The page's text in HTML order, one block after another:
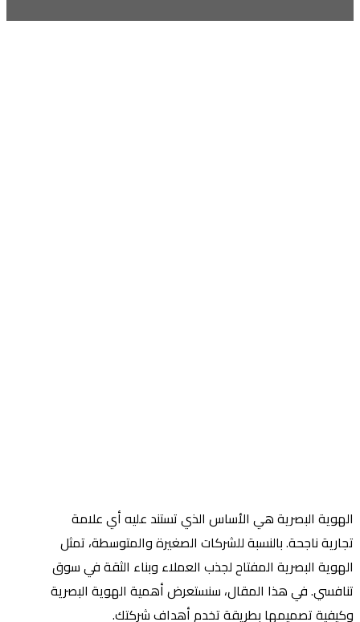
الهوية البصرية هي الأساس الذي تستند عليه أي علامة
تجارية ناجحة. بالنسبة للشركات الصغيرة والمتوسطة، تمثل
الهوية البصرية المفتاح لجذب العملاء وبناء الثقة في سوق
تنافسي. في هذا المقال، سنستعرض أهمية الهوية البصرية
وكيفية تصميمها بطريقة تخدم أهداف شركتك.